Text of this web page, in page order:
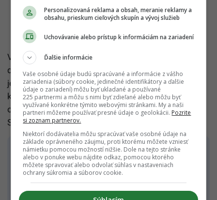
Vývoj na realitnom trhu tak ukazuje rastúci tlak na
domácnosti aj celé hospodárstvo. Bývanie sa stáva
jednou z najvýznamnejších ekonomických tém
krajiny a zároveň jedným z hlavných faktorov, ktoré
ovplyvňujú životnú úroveň mladých rodín na
Slovensku.
Dostupnosť vládne cenám
Personalizovaná reklama a obsah, meranie reklamy a
obsahu, prieskum cieľových skupín a vývoj služieb
Uchovávanie alebo prístup k informáciám na zariadení
Ďalšie informácie
Vaše osobné údaje budú spracúvané a informácie z vášho
zariadenia (súbory cookie, jedinečné identifikátory a ďalšie
údaje o zariadení) môžu byť ukladané a používané
225 partnermi a môžu s nimi byť zdieľané alebo môžu byť
využívané konkrétne týmito webovými stránkami. My a naši
partneri môžeme používať presné údaje o geolokácii. Pozrite
si zoznam partnerov.
Niektorí dodávatelia môžu spracúvať vaše osobné údaje na
základe oprávneného záujmu, proti ktorému môžete vzniesť
námietku pomocou možností nižšie. Dole na tejto stránke
alebo v ponuke webu nájdite odkaz, pomocou ktorého
môžete spravovať alebo odvolať súhlas v nastaveniach
ochrany súkromia a súborov cookie.